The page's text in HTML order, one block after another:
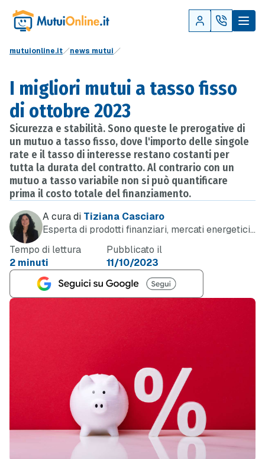
mutuionline.it news mutui
I migliori mutui a tasso fisso
di ottobre 2023
Sicurezza e stabilità. Sono queste le prerogative di
un mutuo a tasso fisso, dove l'importo delle singole
rate e il tasso di interesse restano costanti per
tutta la durata del contratto. Al contrario con un
mutuo a tasso variabile non si può quantificare
prima il costo totale del finanziamento.
A cura di Tiziana Casciaro
Esperta di prodotti finanziari, mercati energetici
Tempo di lettura
2 minuti
Pubblicato il
11/10/2023